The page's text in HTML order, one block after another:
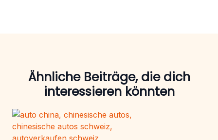
Ähnliche Beiträge, die dich
interessieren könnten